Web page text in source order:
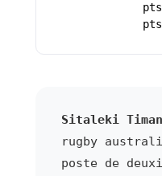
Sitaleki
rugby
poste de